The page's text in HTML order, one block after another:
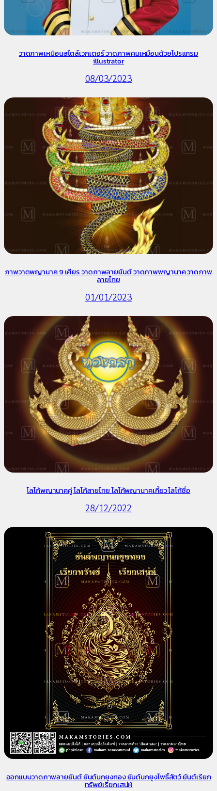
วาดภาพเหมือนสไตล์เวกเตอร์ วาดภาพคนเหมือนด้วยโปรแกรม
illustrator
08/03/2023
ภาพวาดพญานาค 9 เศียร วาดภาพลายยันต์ วาดภาพพญานาค วาดภาพ
ลายไทย
01/01/2023
โลโก้พญานาคคู่ โลโก้ลายไทย โลโก้พญานาคเกี้ยว โลโก้ชื่อ
28/12/2022
ออกแบบวาดภาพลายยันต์ ยันต์นกยูงทอง ยันต์นกยูงโพธิ์สัตว์ ยันต์เรียก
ทรัพย์เรียกเสน่ห์